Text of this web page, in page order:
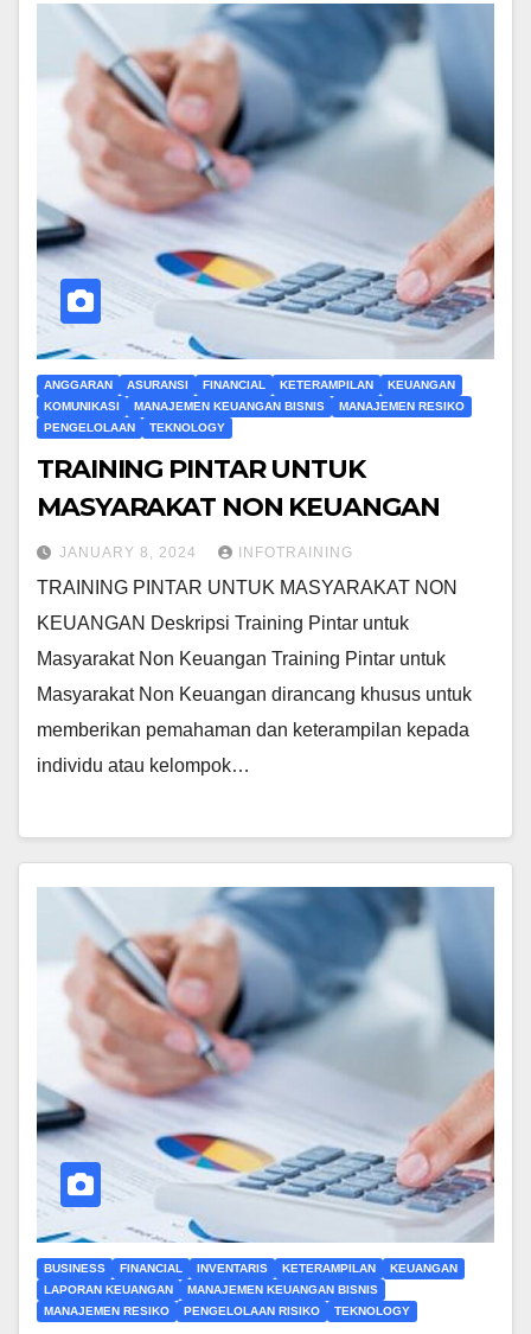
ANGGARAN ASURANSI FINANCIAL KETERAMPILAN
KEUANGAN
KOMUNIKASI
MANAJEMEN KEUANGAN BISNIS
MANAJEMEN RESIKO
PENGELOLAAN
TEKNOLOGY
TRAINING PINTAR UNTUK
MASYARAKAT NON KEUANGAN
JANUARY 8, 2024 INFOTRAINING
TRAINING PINTAR UNTUK MASYARAKAT NON
KEUANGAN Deskripsi Training Pintar untuk
Masyarakat Non Keuangan Training Pintar untuk
Masyarakat Non Keuangan dirancang khusus untuk
memberikan pemahaman dan keterampilan kepada
individu atau kelompok…
BUSINESS FINANCIAL INVENTARIS KETERAMPILAN
KEUANGAN
LAPORAN KEUANGAN
MANAJEMEN KEUANGAN BISNIS
MANAJEMEN RESIKO
PENGELOLAAN RISIKO TEKNOLOGY